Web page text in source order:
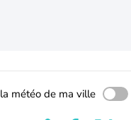
météo de ma ville